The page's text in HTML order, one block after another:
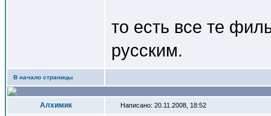
то есть все те
русским.
В начало страницы
Алхимик Написано: 20.11.2008, 18:52